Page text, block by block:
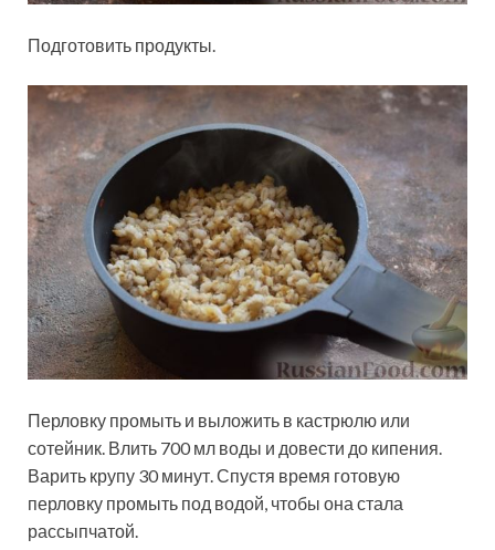
Подготовить продукты.
Перловку промыть и выложить в кастрюлю или
сотейник. Влить 700 мл воды и довести до кипения.
Варить крупу 30 минут. Спустя время готовую
перловку промыть под водой, чтобы она стала
рассыпчатой.